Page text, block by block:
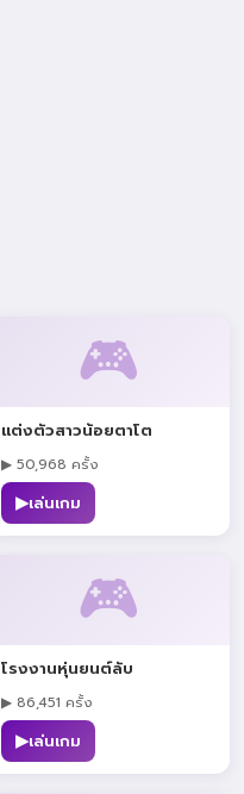
🎮
แต่งตัวสาวน้อยตาโต
▶ 50,968 ครั้ง
▶เล่นเกม
🎮
โรงงานหุ่นยนต์ลับ
▶ 86,451 ครั้ง
▶เล่นเกม